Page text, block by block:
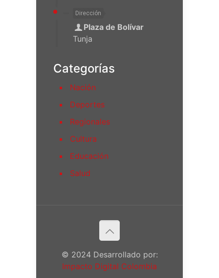
Dirección
Plaza de Bolívar
Tunja
Categorías
Nación
Deportes
Regionales
Cultura
Educación
Salud
© 2024 Desarrollado por:
Impacto Digital Colombia